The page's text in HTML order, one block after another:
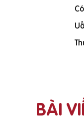
BÀI